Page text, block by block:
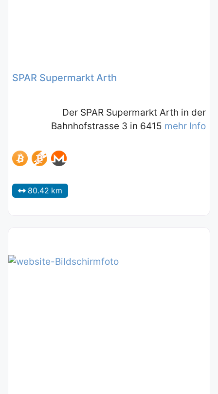
SPAR Supermarkt Arth
Der SPAR Supermarkt Arth in der
Bahnhofstrasse 3 in 6415 mehr Info
80.42 km